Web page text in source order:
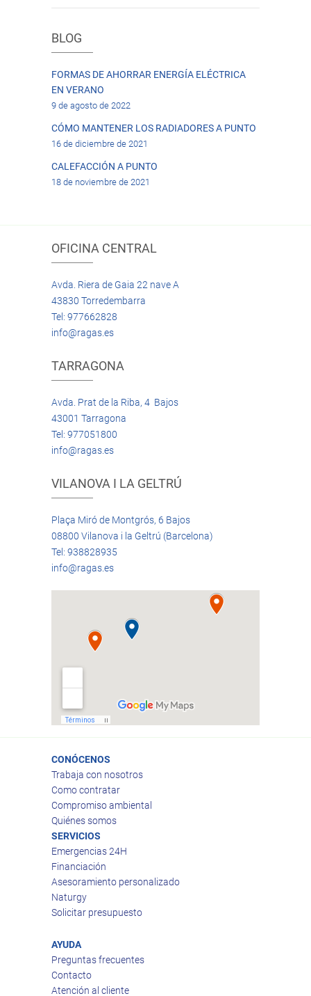
BLOG
FORMAS DE AHORRAR ENERGÍA ELÉCTRICA
EN VERANO
9 de agosto de 2022
CÓMO MANTENER LOS RADIADORES A PUNTO
16 de diciembre de 2021
CALEFACCIÓN A PUNTO
18 de noviembre de 2021
OFICINA CENTRAL
Avda. Riera de Gaia 22 nave A
43830 Torredembarra
Tel: 977662828
info@ragas.es
TARRAGONA
Avda. Prat de la Riba, 4 Bajos
43001 Tarragona
Tel: 977051800
info@ragas.es
VILANOVA I LA GELTRÚ
Plaça Miró de Montgrós, 6 Bajos
08800 Vilanova i la Geltrú (Barcelona)
Tel: 938828935
info@ragas.es
CONÓCENOS
Trabaja con nosotros
Como contratar
Compromiso ambiental
Quiénes somos
SERVICIOS
Emergencias 24H
Financiación
Asesoramiento personalizado
Naturgy
Solicitar presupuesto
AYUDA
Preguntas frecuentes
Contacto
Atención al cliente